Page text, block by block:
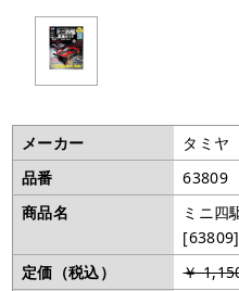
メーカー
タミヤ
品番
63809
商品名
ミニ四
[63809]
定価（税込）
￥